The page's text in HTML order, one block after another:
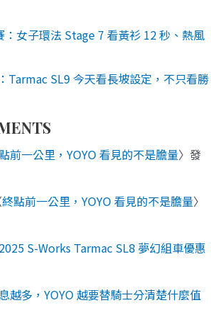
女子環法 Stage 7 看黃衫 12 秒、熱風
Tarmac SL9 今天看長坡設定，不只看勝
前一公里，YOYO 看見的不是膽量〉發
終點前一公里，YOYO 看見的不是膽量〉
2025 S-Works Tarmac SL8 夢幻組車優惠
越多，YOYO 越要替騎士分清楚什麼值